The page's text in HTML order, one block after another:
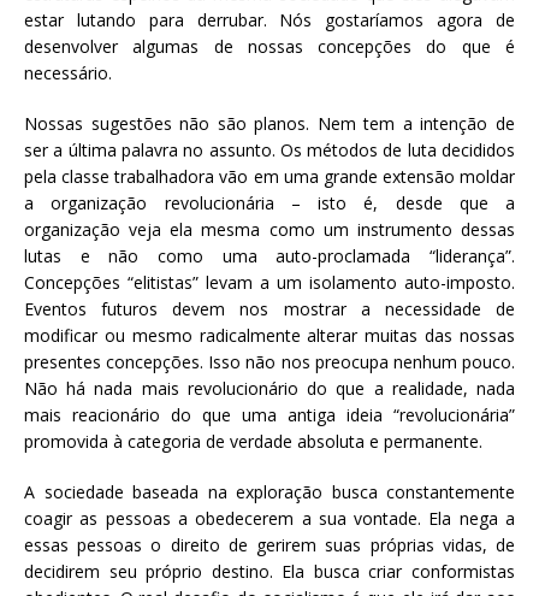
estar lutando para derrubar. Nós gostaríamos agora de
desenvolver algumas de nossas concepções do que é
necessário.
Nossas sugestões não são planos. Nem tem a intenção de
ser a última palavra no assunto. Os métodos de luta decididos
pela classe trabalhadora vão em uma grande extensão moldar
a organização revolucionária – isto é, desde que a
organização veja ela mesma como um instrumento dessas
lutas e não como uma auto-proclamada “liderança”.
Concepções “elitistas” levam a um isolamento auto-imposto.
Eventos futuros devem nos mostrar a necessidade de
modificar ou mesmo radicalmente alterar muitas das nossas
presentes concepções. Isso não nos preocupa nenhum pouco.
Não há nada mais revolucionário do que a realidade, nada
mais reacionário do que uma antiga ideia “revolucionária”
promovida à categoria de verdade absoluta e permanente.
A sociedade baseada na exploração busca constantemente
coagir as pessoas a obedecerem a sua vontade. Ela nega a
essas pessoas o direito de gerirem suas próprias vidas, de
decidirem seu próprio destino. Ela busca criar conformistas